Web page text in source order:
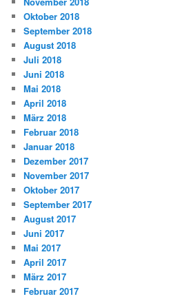
Oktober 2018
September 2018
August 2018
Juli 2018
Juni 2018
Mai 2018
April 2018
März 2018
Februar 2018
Januar 2018
Dezember 2017
November 2017
Oktober 2017
September 2017
August 2017
Juni 2017
Mai 2017
April 2017
März 2017
Februar 2017